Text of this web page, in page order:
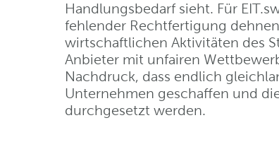
Handlungsbedarf sieht. Für
fehlender Rechtfertigung
wirtschaftlichen Aktivitäten des
Anbieter mit unfairen
Nachdruck, dass endlich
Unternehmen geschaffen und
durchgesetzt werden.